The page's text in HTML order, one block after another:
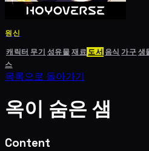
원신
캐릭터 무기 성유물재료도서 음식 가구생
스
목록으로 돌아가기
옥이 숨은 샘
Content